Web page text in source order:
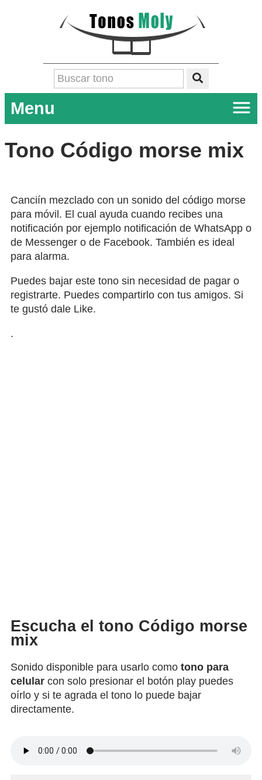
Menu
Tono Código morse mix
Canciín mezclado con un sonido del código morse
para móvil. El cual ayuda cuando recibes una
notificación por ejemplo notificación de WhatsApp o
de Messenger o de Facebook. También es ideal
para alarma.
Puedes bajar este tono sin necesidad de pagar o
registrarte. Puedes compartirlo con tus amigos. Si
te gustó dale Like.
.
Escucha el tono Código morse
mix
Sonido disponible para usarlo como tono para
celular con solo presionar el botón play puedes
oírlo y si te agrada el tono lo puede bajar
directamente.